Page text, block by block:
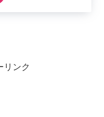
リンク